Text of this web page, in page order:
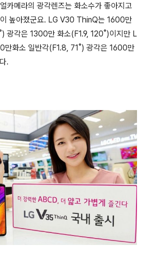
카메라의 광각렌즈는 화소수가 좋아지고
높아졌군요. LG V30 ThinQ는 1600만
광각은 1300만 화소(F1.9, 120˚)이지만 L
화소 일반각(F1.8, 71˚) 광각은 1600만
.